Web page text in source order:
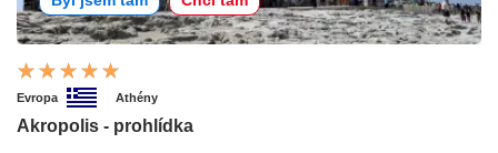
Evropa Athény
Akropolis - prohlídka